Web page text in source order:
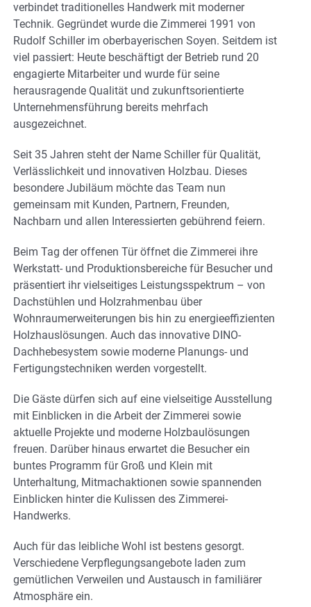
verbindet traditionelles Handwerk mit moderner
Technik. Gegründet wurde die Zimmerei 1991 von
Rudolf Schiller im oberbayerischen Soyen. Seitdem ist
viel passiert: Heute beschäftigt der Betrieb rund 20
engagierte Mitarbeiter und wurde für seine
herausragende Qualität und zukunftsorientierte
Unternehmensführung bereits mehrfach
ausgezeichnet.
Seit 35 Jahren steht der Name Schiller für Qualität,
Verlässlichkeit und innovativen Holzbau. Dieses
besondere Jubiläum möchte das Team nun
gemeinsam mit Kunden, Partnern, Freunden,
Nachbarn und allen Interessierten gebührend feiern.
Beim Tag der offenen Tür öffnet die Zimmerei ihre
Werkstatt- und Produktionsbereiche für Besucher und
präsentiert ihr vielseitiges Leistungsspektrum – von
Dachstühlen und Holzrahmenbau über
Wohnraumerweiterungen bis hin zu energieeffizienten
Holzhauslösungen. Auch das innovative DINO-
Dachhebesystem sowie moderne Planungs- und
Fertigungstechniken werden vorgestellt.
Die Gäste dürfen sich auf eine vielseitige Ausstellung
mit Einblicken in die Arbeit der Zimmerei sowie
aktuelle Projekte und moderne Holzbaulösungen
freuen. Darüber hinaus erwartet die Besucher ein
buntes Programm für Groß und Klein mit
Unterhaltung, Mitmachaktionen sowie spannenden
Einblicken hinter die Kulissen des Zimmerei-
Handwerks.
Auch für das leibliche Wohl ist bestens gesorgt.
Verschiedene Verpflegungsangebote laden zum
gemütlichen Verweilen und Austausch in familiärer
Atmosphäre ein.